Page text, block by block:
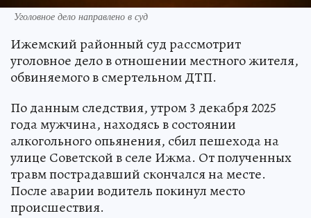
Уголовное дело направлено в суд
Ижемский районный суд рассмотрит
уголовное дело в отношении местного жителя,
обвиняемого в смертельном ДТП.
По данным следствия, утром 3 декабря 2025
года мужчина, находясь в состоянии
алкогольного опьянения, сбил пешехода на
улице Советской в селе Ижма. От полученных
травм пострадавший скончался на месте.
После аварии водитель покинул место
происшествия.